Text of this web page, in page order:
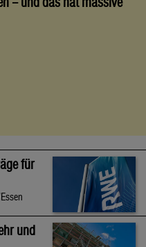
für
und